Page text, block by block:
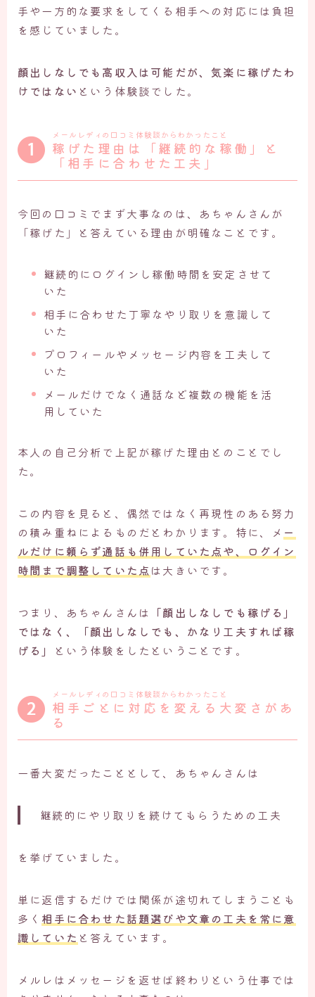
手や一方的な要求をしてくる相手への対応には負担
を感じていました。
顔出しなしでも高収入は可能だが、気楽に稼げたわ
けではない という体験談でした。
メールレディの口コミ体験談からわかったこと
稼げた理由は「継続的な稼働」と
「相手に合わせた工夫」
今回の口コミでまず大事なのは、あちゃんさんが
「稼げた」と答えている理由が明確なことです。
継続的にログインし稼働時間を安定させて
いた
相手に合わせた丁寧なやり取りを意識して
いた
プロフィールやメッセージ内容を工夫して
いた
メールだけでなく通話など複数の機能を活
用していた
本人の自己分析で上記が稼げた理由とのことでし
た。
この内容を見ると、偶然ではなく再現性のある努力
の積み重ねによるものだとわかります。特に、メ ー
ルだけに頼らず通話も併用していた点や、ログイン
時間まで調整していた点 は大きいです。
つまり、あちゃんさんは 「顔出しなしでも稼げる」
ではなく、「顔出しなしでも、かなり工夫すれば稼
げる」
という体験をしたということです。
メールレディの口コミ体験談からわかったこと
相手ごとに対応を変える大変さがあ
る
一番大変だったこととして、あちゃんさんは
継続的にやり取りを続けてもらうための工夫
を挙げていました。
単に返信するだけでは関係が途切れてしまうことも
多く 相手に合わせた話題選びや文章の工夫を常に意
識していた と答えています。
メルレはメッセージを返せば終わりという仕事では